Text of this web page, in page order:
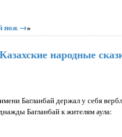
нож →»
Казахские народные
Багланбай держал у се­бя
Багланбай к жителям аула: